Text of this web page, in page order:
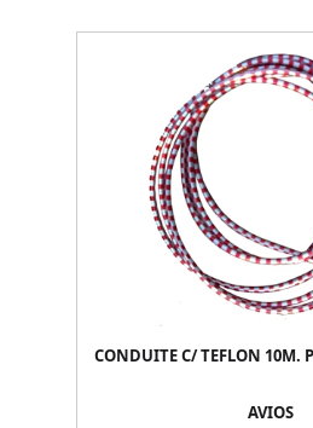
CONDUITE C/ TEFLON 10M.
AVIOS